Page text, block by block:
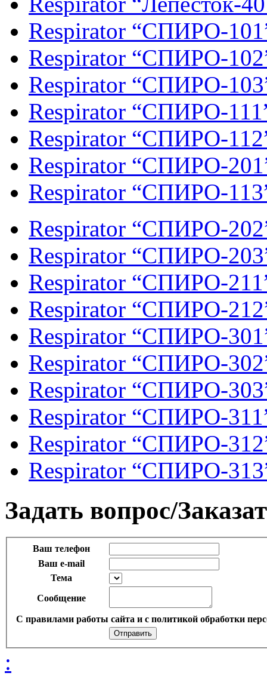
Respirator “СПИРО-
Respirator “СПИРО-
Respirator “СПИРО-
Respirator “СПИРО-
Respirator “СПИРО-
Respirator “СПИРО-
Respirator “СПИРО-
Respirator “СПИРО-
Respirator “СПИРО-
Respirator “СПИРО-
Respirator “СПИРО-
Respirator “СПИРО-
Respirator “СПИРО-
Respirator “СПИРО-
Respirator “СПИРО-
Respirator “СПИРО-
Respirator “СПИРО-
Задать вопрос/
Ваш телефон
Ваш e-mail
Тема
Сообщение
С правилами работы сайта и с политикой обработки
: